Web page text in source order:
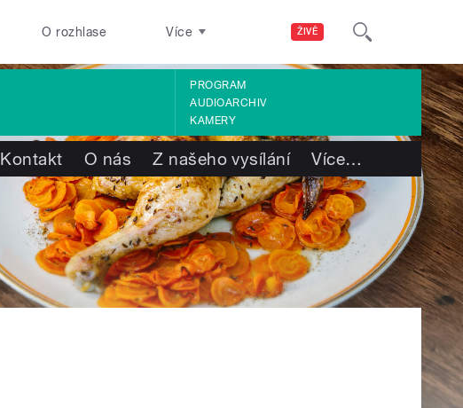
ŽIVĚ
O rozhlase Více
PROGRAM
AUDIOARCHIV
KAMERY
Kontakt O nás Z našeho vysílání Více…